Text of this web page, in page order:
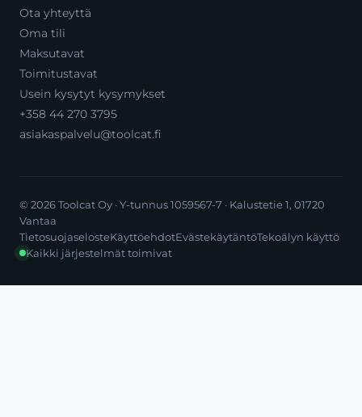
Ota yhteyttä
Oma tili
Maksutavat
Toimitustavat
Usein kysytyt kysymykset
+358 44 270 3795
asiakaspalvelu@toolcat.fi
© 2026 Toolcat Oy · Y-tunnus 1059567-7 · Kalustetie 1, 01720
Vantaa
TietosuojaselosteKäyttöehdotEvästekäytäntöTekoälyn käyttö
Kaikki järjestelmät toimivat